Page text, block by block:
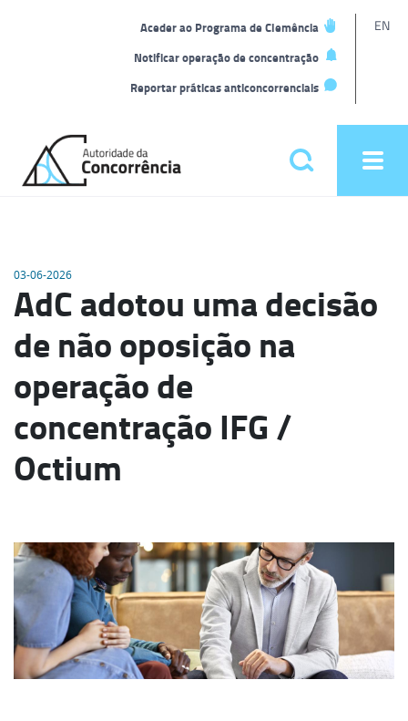
Aceder ao Programa de Clemência
Notificar operação de concentração
Reportar práticas anticoncorrenciais
EN
home
Pesquisar
03-06-2026
AdC adotou uma decisão
de não oposição na
operação de
concentração IFG /
Octium